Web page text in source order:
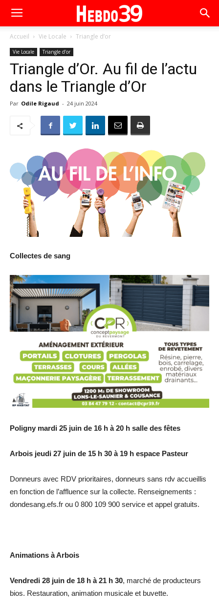
Accueil Vie Locale Triangle d’or
Vie Locale Triangle d’or
Triangle d’Or. Au fil de l’actu
dans le Triangle d’Or
Par Odile Rigaud - 24 juin 2024
Collectes de sang
Poligny mardi 25 juin de 16 h à 20 h salle des fêtes
Arbois jeudi 27 juin de 15 h 30 à 19 h espace Pasteur
Donneurs avec RDV prioritaires, donneurs sans rdv accueillis
en fonction de l’affluence sur la collecte. Renseignements :
dondesang.efs.fr ou 0 800 109 900 service et appel gratuits.
Animations àArbois
Vendredi 28 juin de 18 h à 21 h 30, marché de producteurs
bios. Restauration, animation musicale et buvette.